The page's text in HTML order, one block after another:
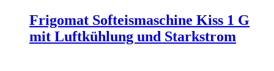
Frigomat Softeismaschine Kiss 1 G
mit Luftkühlung und Starkstrom